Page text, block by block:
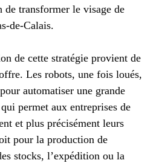
de transformer le visage de
de-Calais.
de cette stratégie provient de
Les robots, une fois loués,
automatiser une grande
permet aux entreprises de
et plus précisément leurs
pour la production de
stocks, l’expédition ou la